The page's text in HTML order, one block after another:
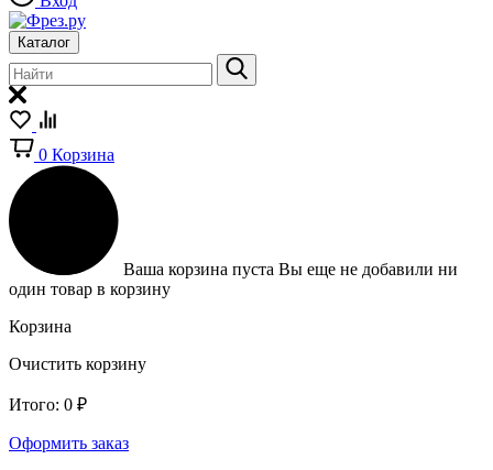
Каталог
0 Корзина
Ваша корзина пуста Вы еще не добавили ни
один товар в корзину
Корзина
Очистить корзину
Итого: 0 ₽
Оформить заказ